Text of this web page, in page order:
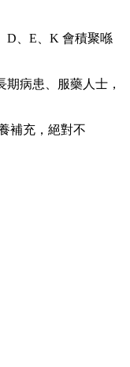
D、E、K 會積聚喺
期病患、服藥人士，
補充，絕對不